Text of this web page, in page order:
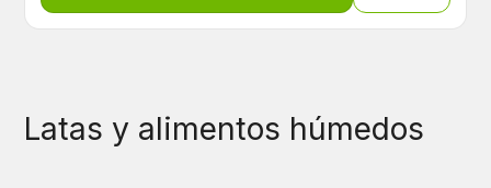
Latas y alimentos húmedos